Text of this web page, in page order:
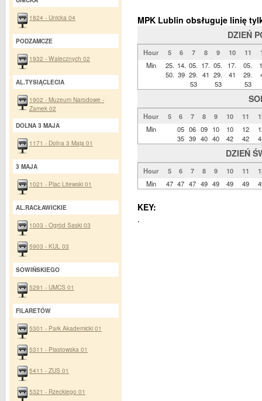
MPK Lublin obsługuje linię
DZIEŃ
Hour 5 6 7 8 9 10 11
Min
25.
50.
14.
39
05.
29.
53
17.
41
05.
29.
53
17.
41
05.
29.
53
Hour 5 6 7 8 9 10 11
Min
05
35
06
39
09
40
10
40
10
42
12
42
DZIEŃ
Hour 5 6 7 8 9 10 11
Min
47 47 47 49 49 49 49
KEY:
.
1824 - Unicka 04
PODZAMCZE
1932 - Walecznych 02
AL.TYSIĄCLECIA
1902 - Muzeum Narodowe -
Zamek 02
DOLNA 3 MAJA
1171 - Dolna 3 Maja 01
3 MAJA
1021 - Plac Litewski 01
AL.RACŁAWICKIE
1003 - Ogród Saski 03
5903 - KUL 03
SOWIŃSKIEGO
5291 - UMCS 01
FILARETÓW
5301 - Park Akademicki 01
5311 - Piastowska 01
5411 - ZUS 01
5321 - Rzeckiego 01